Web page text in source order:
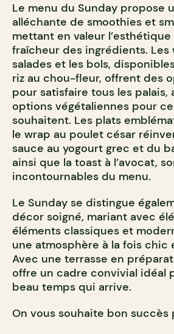
Le menu du Sunday propose
alléchante de smoothies et
mettant en valeur
fraîcheur des ingrédients. Les
salades et les bols,
riz au chou-fleur, offrent des
pour satisfaire tous les palais,
options végétaliennes pour
souhaitent. Les plats
le wrap au poulet césar
sauce au yogourt grec et du
ainsi que la toast à l’avocat,
incontournables du menu.
Le Sunday se distingue
décor soigné, mariant avec
éléments classiques et
une atmosphère à la fois chic
Avec une terrasse en
offre un cadre convivial idéal
beau temps qui arrive.
On vous souhaite bon succès